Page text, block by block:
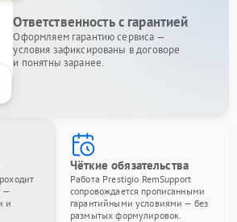
Ответственность с гарантией
Оформляем гарантию сервиса —
условия зафиксированы в договоре
и понятны заранее.
—
и
Чёткие обязательства
Работа Prestigio RemSupport
сопровождается прописанными
гарантийными условиями — без
размытых формулировок.